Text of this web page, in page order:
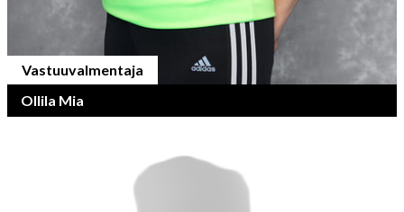
Vastuuvalmentaja
Ollila Mia